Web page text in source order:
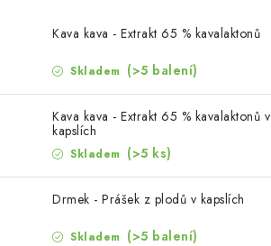
Kava kava - Extrakt 65 % kavalaktonů
Skladem (>5 balení)
Kava kava - Extrakt 65 % kavalaktonů v
kapslích
Skladem (>5 ks)
Drmek - Prášek z plodů v kapslích
Skladem (>5 balení)